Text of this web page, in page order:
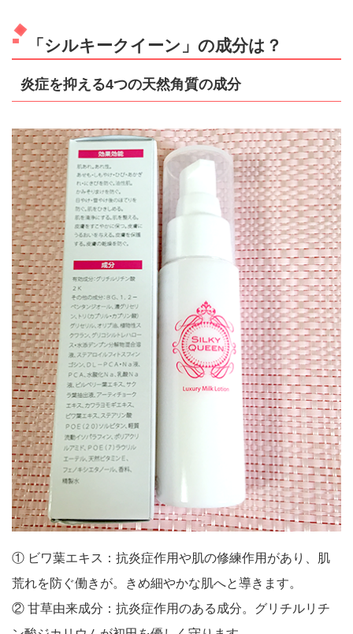
「シルキークイーン」の成分は？
炎症を抑える4つの天然角質の成分
① ビワ葉エキス：抗炎症作用や肌の修練作用があり、肌
荒れを防ぐ働きが。きめ細やかな肌へと導きます。
② 甘草由来成分：抗炎症作用のある成分。グリチルリチ